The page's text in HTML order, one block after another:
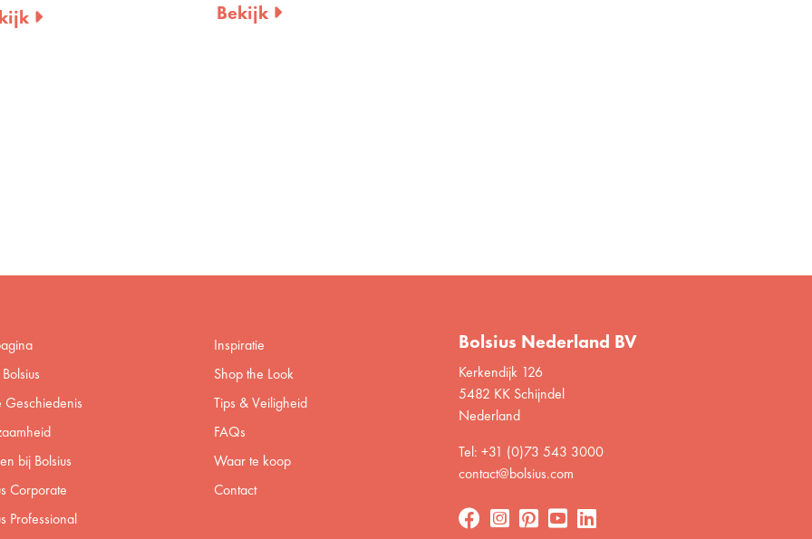
bij Bolsius
Corporate
Professional
Inspiratie
Shop the Look
Tips & Veiligheid
FAQs
Waar te koop
Contact
Bolsius Nederland BV
Kerkendijk 126
5482 KK Schijndel
Nederland
Tel: +31 (0)73 543 3000
contact@bolsius.com